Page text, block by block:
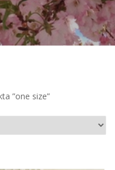
”one size”